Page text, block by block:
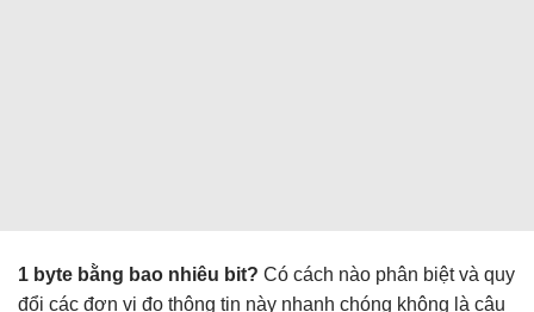
1 byte bằng bao nhiêu bit? Có cách nào phân biệt và quy
đổi các đơn vị đo thông tin này nhanh chóng không là câu